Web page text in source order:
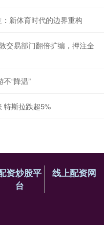
新体育时代的边界重构
交易部门翻倍扩编，押注全
“降温”
特斯拉跌超5%
资炒股平
台
线上配资网